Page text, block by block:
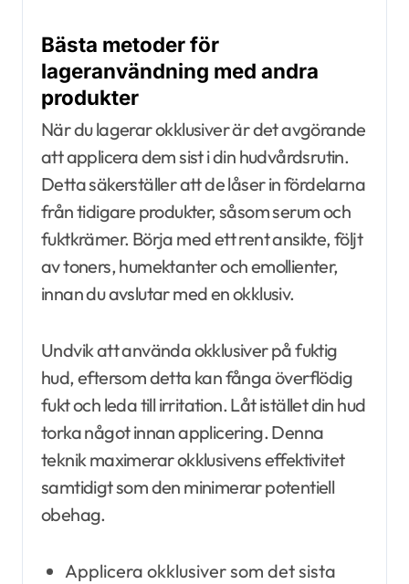
Bästa metoder för
lageranvändning med andra
produkter
När du lagerar okklusiver är det avgörande
att applicera dem sist i din hudvårdsrutin.
Detta säkerställer att de låser in fördelarna
från tidigare produkter, såsom serum och
fuktkrämer. Börja med ett rent ansikte, följt
av toners, humektanter och emollienter,
innan du avslutar med en okklusiv.
Undvik att använda okklusiver på fuktig
hud, eftersom detta kan fånga överflödig
fukt och leda till irritation. Låt istället din hud
torka något innan applicering. Denna
teknik maximerar okklusivens effektivitet
samtidigt som den minimerar potentiell
obehag.
Applicera okklusiver som det sista